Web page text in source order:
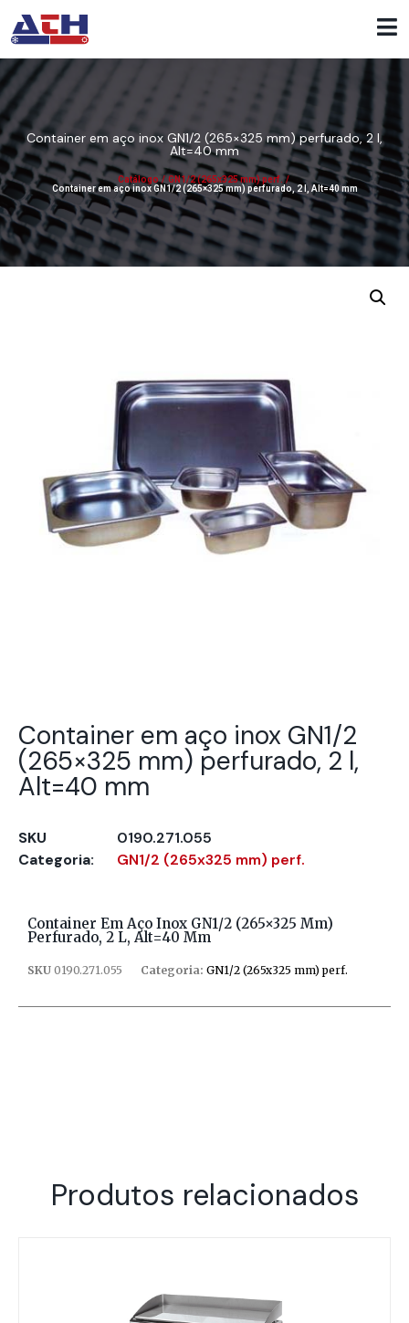
Container em aço inox GN1/2 (265×325 mm) perfurado, 2 l,
Alt=40 mm
Catálogo / GN1/2 (265x325 mm) perf. /
Container em aço inox GN1/2 (265×325 mm) perfurado, 2 l, Alt=40 mm
Container em aço inox GN1/2
(265×325 mm) perfurado, 2 l,
Alt=40 mm
SKU
0190.271.055
Categoria:
GN1/2 (265x325 mm) perf.
Container Em Aço Inox GN1/2 (265×325 Mm)
Perfurado, 2 L, Alt=40 Mm
SKU 0190.271.055 Categoria: GN1/2 (265x325 mm) perf.
Produtos relacionados